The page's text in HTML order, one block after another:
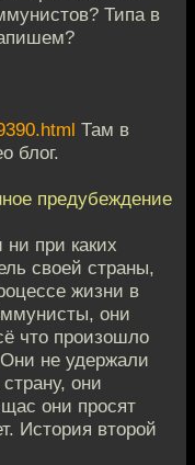
Типа в
Там в
блог.
предубеждение
при каких
своей страны,
жизни в
они
что произошло
не удержали
они
они просят
История второй